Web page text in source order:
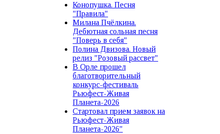
Конопушка. Песня
"Правила"
Милана Пчёлкина.
Дебютная сольная песня
"Поверь в себя"
Полина Двизова. Новый
релиз "Розовый рассвет"
В Орле прошел
благотворительный
конкурс-фестиваль
Рьюфест-Живая
Планета-2026
Стартовал прием заявок на
Рьюфест-Живая
Планета-2026"